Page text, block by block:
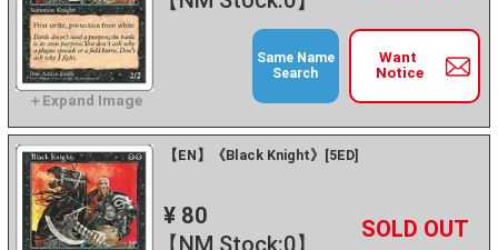
Want
Notice
Same Name
Search
【EN】《Black Knight》[5ED]
¥ 80
【NM Stock:0】
－ +